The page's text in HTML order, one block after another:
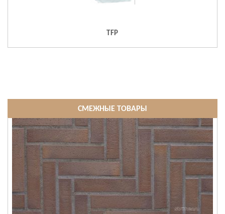
TFP
СМЕЖНЫЕ ТОВАРЫ